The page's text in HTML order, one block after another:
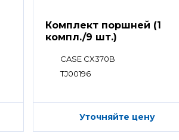
Комплект поршней (1
компл./9 шт.)
CASE CX370B
TJ00196
Уточняйте цену